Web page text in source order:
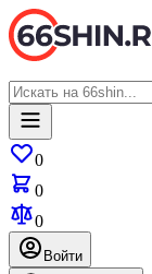
0
0
0
Войти